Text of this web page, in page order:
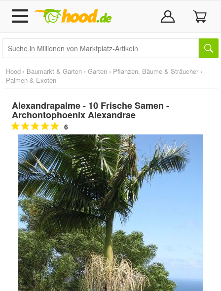
Hood › Baumarkt & Garten › Garten › Pflanzen, Bäume & Sträucher ›
Palmen & Exoten
Alexandrapalme - 10 Frische Samen -
Archontophoenix Alexandrae
6